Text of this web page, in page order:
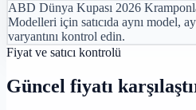
ABD Dünya Kupası 2026
Modelleri için satıcıda aynı model,
varyantını kontrol edin.
Fiyat ve satıcı kontrolü
Güncel fiyatı